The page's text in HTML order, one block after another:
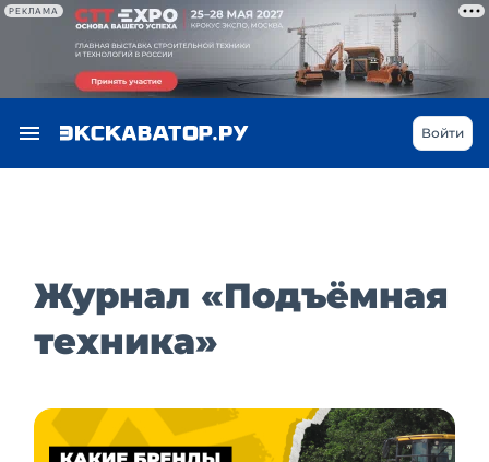
РЕКЛАМА
Войти
Журнал «Подъёмная
техника»